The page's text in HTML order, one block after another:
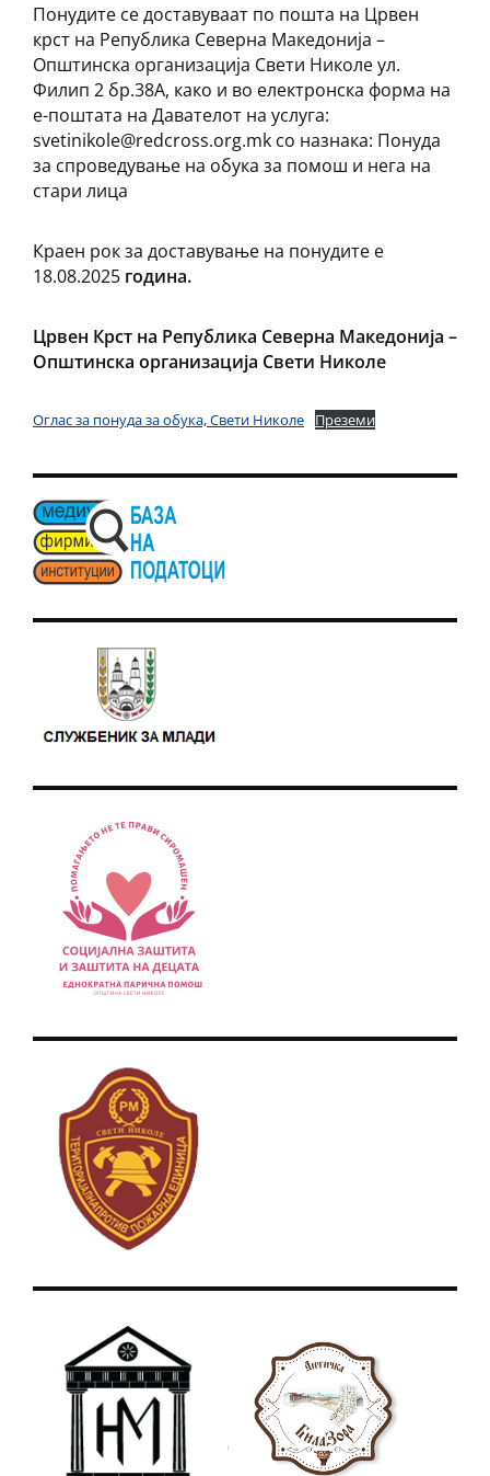
Понудите се доставуваат по пошта на Црвен
крст на Република Северна Македонија –
Општинска организација Свети Николе ул.
Филип 2 бр.38А, како и во електронска форма на
е-поштата на Давателот на услуга:
svetinikole@redcross.org.mk со назнака: Понуда
за спроведување на обука за помош и нега на
стари лица
Краен рок за доставување на понудите е
18.08.2025 година.
Црвен Крст на Република Северна Македонија –
Општинска организација Свети Николе
Оглас за понуда за обука, Свети Николе Преземи